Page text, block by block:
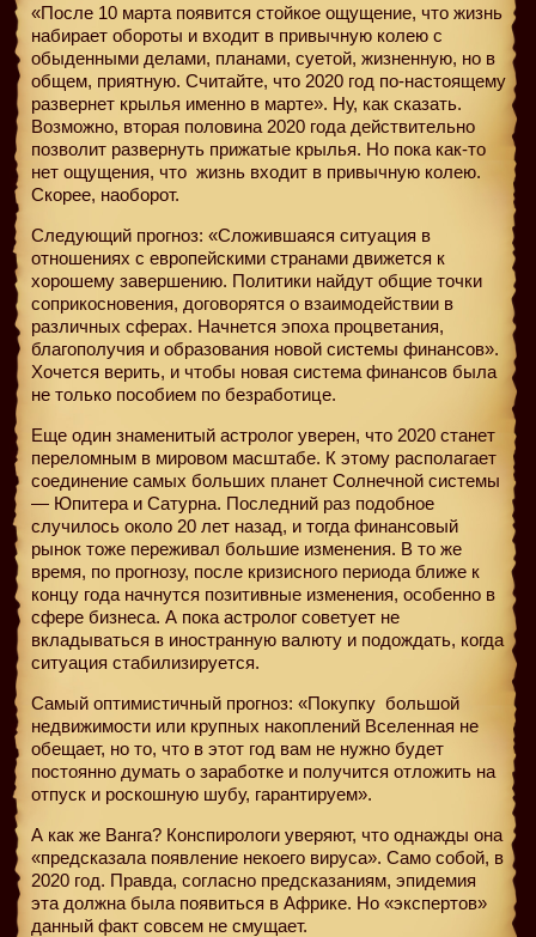
«После 10 марта появится стойкое ощущение, что жизнь
набирает обороты и входит в привычную колею с
обыденными делами, планами, суетой, жизненную, но в
общем, приятную. Считайте, что 2020 год по-настоящему
развернет крылья именно в марте». Ну, как сказать.
Возможно, вторая половина 2020 года действительно
позволит развернуть прижатые крылья. Но пока как-то
нет ощущения, что жизнь входит в привычную колею.
Скорее, наоборот.
Следующий прогноз: «Сложившаяся ситуация в
отношениях с европейскими странами движется к
хорошему завершению. Политики найдут общие точки
соприкосновения, договорятся о взаимодействии в
различных сферах. Начнется эпоха процветания,
благополучия и образования новой системы финансов».
Хочется верить, и чтобы новая система финансов была
не только пособием по безработице.
Еще один знаменитый астролог уверен, что 2020 станет
переломным в мировом масштабе. К этому располагает
соединение самых больших планет Солнечной системы
— Юпитера и Сатурна. Последний раз подобное
случилось около 20 лет назад, и тогда финансовый
рынок тоже переживал большие изменения. В то же
время, по прогнозу, после кризисного периода ближе к
концу года начнутся позитивные изменения, особенно в
сфере бизнеса. А пока астролог советует не
вкладываться в иностранную валюту и подождать, когда
ситуация стабилизируется.
Самый оптимистичный прогноз: «Покупку большой
недвижимости или крупных накоплений Вселенная не
обещает, но то, что в этот год вам не нужно будет
постоянно думать о заработке и получится отложить на
отпуск и роскошную шубу, гарантируем».
А как же Ванга? Конспирологи уверяют, что однажды она
«предсказала появление некоего вируса». Само собой, в
2020 год. Правда, согласно предсказаниям, эпидемия
эта должна была появиться в Африке. Но «экспертов»
данный факт совсем не смущает.